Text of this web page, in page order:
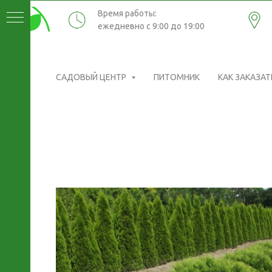
Время работы:
ежедневно с 9:00 до 19:00
САДОВЫЙ ЦЕНТР ПИТОМНИК КАК